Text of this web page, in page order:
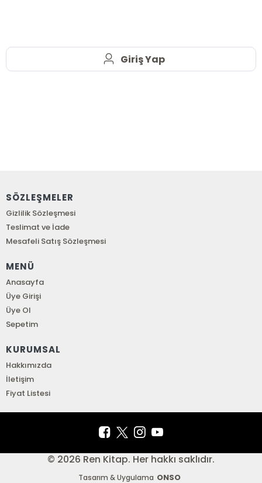
Giriş Yap
SÖZLEŞMELER
Gizlilik Sözleşmesi
Teslimat ve İade
Mesafeli Satış Sözleşmesi
MENÜ
Anasayfa
Üye Girişi
Üye Ol
Sepetim
KURUMSAL
Hakkımızda
İletişim
Fiyat Listesi
© 2026 Ren Kitap. Her hakkı saklıdır.
Tasarım & Uygulama ONSO